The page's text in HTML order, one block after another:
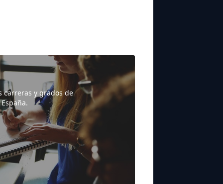
carreras y grados de